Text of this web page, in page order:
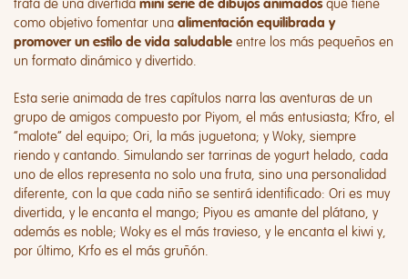
trata de una divertida mini serie de dibujos animadosque tiene
como objetivo fomentar una alimentación equilibrada y
promover un estilo de vida saludable entre los más pequeños en
un formato dinámico y divertido.
Esta serie animada de tres capítulos narra las aventuras de un
grupo de amigos compuesto por Piyom, el más entusiasta; Kfro, el
“malote” del equipo; Ori, la más juguetona; yWoky, siempre
riendo y cantando. Simulando ser tarrinas de yogurt helado, cada
uno de ellos representa no solo una fruta, sino una personalidad
diferente, con la que cada niño se sentirá identificado: Ori es muy
divertida, y le encanta el mango; Piyou es amante del plátano, y
además es noble; Woky es el más travieso, y le encanta el kiwi y,
por último, Krfo es el más gruñón.